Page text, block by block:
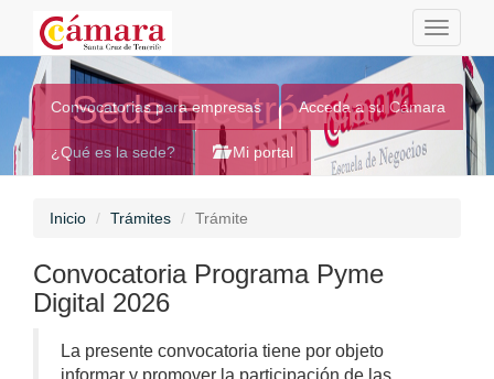
Toggle
Sede Electrónica
Convocatorias para empresas Acceda a su Cámara
¿Qué es la sede? Mi portal
Inicio Trámites Trámite
Convocatoria Programa Pyme
Digital 2026
La presente convocatoria tiene por objeto
informar y promover la participación de las